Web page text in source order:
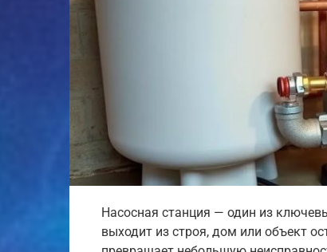
Насосная станция — один из
выходит из строя, дом или объект